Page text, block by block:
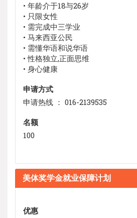
• 年龄介于18与26岁
• 只限女性
• 需完成中三学业
• 马来西亚公民
• 需懂华语和说华语
• 性格独立,正面思维
• 身心健康
申请方式
申请热线 ： 016-2139535
名额
100
美体奖学金就业保障计划
优惠